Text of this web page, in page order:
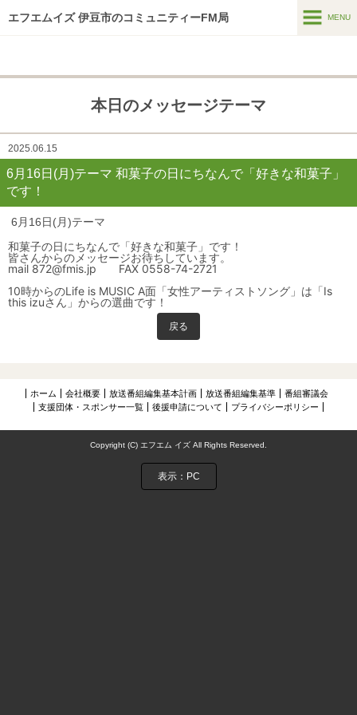
エフエムイズ 伊豆市のコミュニティーFM局 MENU
ホーム
メッセージフォーム
番組表
番組紹介
HTはなつーしん
HT42号巻頭特集スポット
スポンサー募集
インターネットラジオ
お問い合わせ
本日のメッセージテーマ
2025.06.15
6月16日(月)テーマ 和菓子の日にちなんで「好きな和菓子」
です！
6月16日(月)テーマ
和菓子の日にちなんで「好きな和菓子」です！
皆さんからのメッセージお待ちしています。
mail 872@fmis.jp FAX 0558-74-2721
10時からのLife is MUSIC A面「女性アーティストソング」は「Is
this izuさん」からの選曲です！
戻る
ホーム 会社概要 放送番組編集基本計画 放送番組編集基準
番組審議会
支援団体・スポンサー一覧
後援申請について プライバシーポリシー
Copyright (C) エフエム イズ All Rights Reserved.
表示：PC